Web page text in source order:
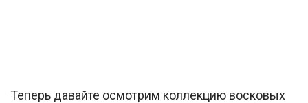
Теперь давайте осмотрим коллекцию восковых